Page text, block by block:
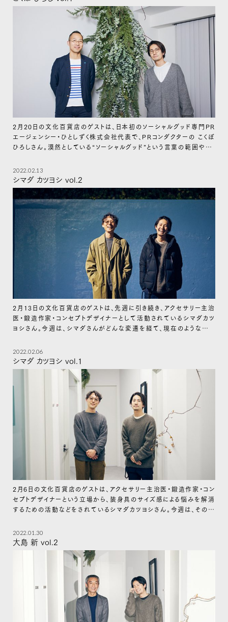
2月20日の文化百貨店のゲストは、日本初のソーシャルグッド専門PR
エージェンシー・ひとしずく株式会社代表で、PRコンダクターの こくぼ
ひろしさん。漠然としている“ソーシャルグッド”という言葉の範囲や、こ
2022.02.13
シマダ カツヨシ vol.2
2月13日の文化百貨店のゲストは、先週に引き続き、アクセサリー主治
医・鍛造作家・コンセプトデザイナーとして活動されているシマダカツ
ヨシさん。今週は、シマダさんがどんな変遷を経て、現在のような考え
2022.02.06
シマダ カツヨシ vol.1
2月6日の文化百貨店のゲストは、アクセサリー主治医・鍛造作家・コン
セプトデザイナーという立場から、装身具のサイズ感による悩みを解消
するための活動などをされているシマダカツヨシさん。今週は、その活
2022.01.30
大島 新 vol.2